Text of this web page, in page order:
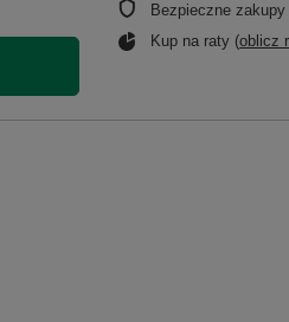
Bezpieczne zakupy
Kup na raty (oblicz